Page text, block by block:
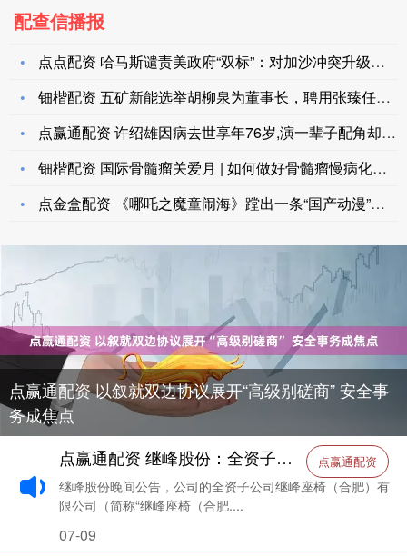
配查信播报
点点配资 哈马斯谴责美政府“双标”：对加沙冲突升级负有直接责
钿楷配资 五矿新能选举胡柳泉为董事长，聘用张臻任总经理
点赢通配资 许绍雄因病去世享年76岁,演一辈子配角却从不提显
钿楷配资 国际骨髓瘤关爱月 | 如何做好骨髓瘤慢病化全程管理
点金盒配资 《哪吒之魔童闹海》蹚出一条“国产动漫”的新路_文
点赢通配资 以叙就双边协议展开“高级别磋商” 安全事
务成焦点
点赢通配资 继峰股份：全资子公司获得乘用车座椅总成项目定点
点赢通配资
继峰股份晚间公告，公司的全资子公司继峰座椅（合肥）有
限公司（简称“继峰座椅（合肥....
07-09